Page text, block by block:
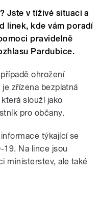
Jste v tíživé situaci a
linek, kde vám poradí
pravidelně
Pardubice.
ohrožení
zřízena bezplatná
která slouží jako
pro občany.
týkající se
19. Na lince jsou
ministerstev, ale také